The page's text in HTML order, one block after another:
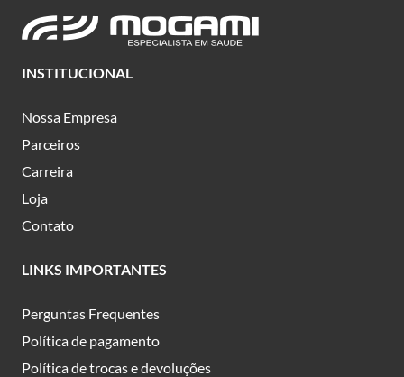
INSTITUCIONAL
Nossa Empresa
Parceiros
Carreira
Loja
Contato
LINKS IMPORTANTES
Perguntas Frequentes
Política de pagamento
Política de trocas e devoluções